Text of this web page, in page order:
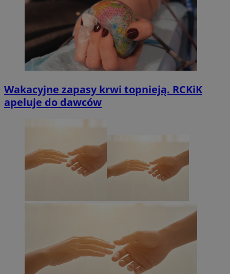
Wakacyjne zapasy krwi topnieją. RCKiK
apeluje do dawców